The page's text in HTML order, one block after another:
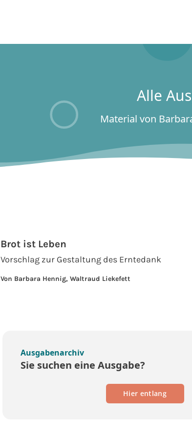
Alle
Material von
Brot ist Leben
Vorschlag zur Gestaltung des Erntedank
Von Barbara Hennig, Waltraud Liekefett
Ausgabenarchiv
Sie suchen eine Ausgabe?
Hier entlang